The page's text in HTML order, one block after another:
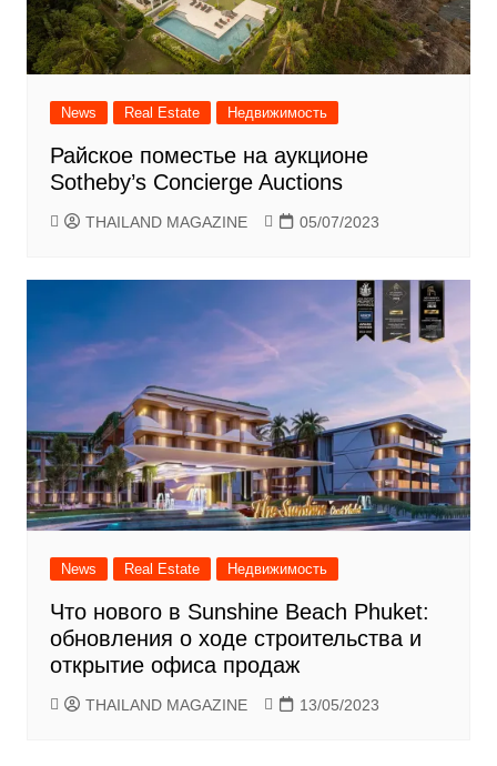
News Real Estate Недвижимость
Райское поместье на аукционе
Sotheby’s Concierge Auctions
THAILAND MAGAZINE 05/07/2023
News Real Estate Недвижимость
Что нового в Sunshine Beach Phuket:
обновления о ходе строительства и
открытие офиса продаж
THAILAND MAGAZINE 13/05/2023